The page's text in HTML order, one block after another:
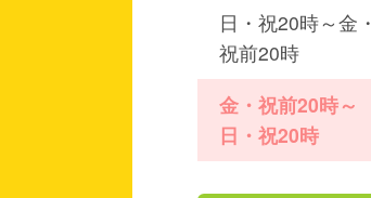
日・祝20時～金・
祝前20時
金・祝前20時～
日・祝20時